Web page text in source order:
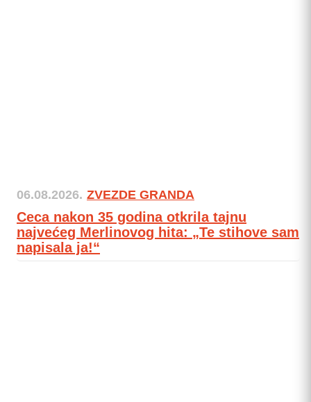
06.08.2026. ZVEZDE GRANDA
Ceca nakon 35 godina otkrila tajnu
najvećeg Merlinovog hita: „Te stihove sam
napisala ja!“